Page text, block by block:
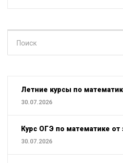
для:
Летние курсы по
30.07.2026
Курс ОГЭ по математике от
30.07.2026